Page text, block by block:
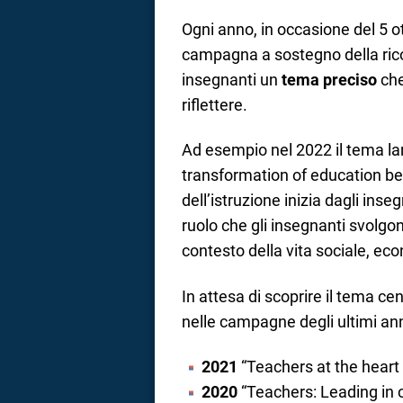
Ogni anno, in occasione del 5
campagna a sostegno della
insegnanti un tema preciso
riflettere.
Ad esempio nel 2022 il tema
transformation of education
dell’istruzione inizia dagli
ruolo che gli insegnanti
contesto della vita sociale,
In attesa di scoprire il tema
nelle campagne degli ultimi
2021 “Teachers at the
2020“Teachers: Leading in